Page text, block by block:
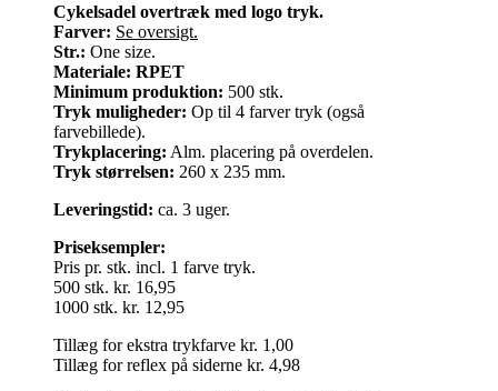
Cykelsadel overtræk med logo tryk.
Farver: Se oversigt.
Str.: One size.
Materiale: RPET
Minimum produktion: 500 stk.
Tryk muligheder: Op til 4 farver tryk (også
farvebillede).
Trykplacering: Alm. placering på overdelen.
Tryk størrelsen: 260 x 235 mm.
Leveringstid: ca. 3 uger.
Priseksempler:
Pris pr. stk. incl. 1 farve tryk.
500 stk. kr. 16,95
1000 stk. kr. 12,95
Tillæg for ekstra trykfarve kr. 1,00
Tillæg for reflex på siderne kr. 4,98